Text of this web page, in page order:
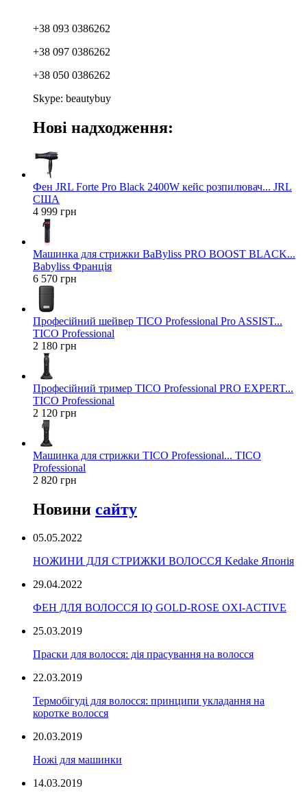
+38 093 0386262
+38 097 0386262
+38 050 0386262
Skype: beautybuy
Нові надходження:
Фен JRL Forte Pro Black 2400W кейс розпилювач... JRL
США
4 999 грн
Машинка для стрижки BaByliss PRO BOOST BLACK...
Babyliss Франція
6 570 грн
Професійний шейвер TICO Professional Pro ASSIST...
TICO Professional
2 180 грн
Професійний тример TICO Professional PRO EXPERT...
TICO Professional
2 120 грн
Машинка для стрижки TICO Professional... TICO
Professional
2 820 грн
Новини сайту
05.05.2022
НОЖИНИ ДЛЯ СТРИЖКИ ВОЛОССЯ Kedake Японія
29.04.2022
ФЕН ДЛЯ ВОЛОССЯ IQ GOLD-ROSE OXI-ACTIVE
25.03.2019
Праски для волосся: дія прасування на волосся
22.03.2019
Термобігуді для волосся: принципи укладання на
коротке волосся
20.03.2019
Ножі для машинки
14.03.2019